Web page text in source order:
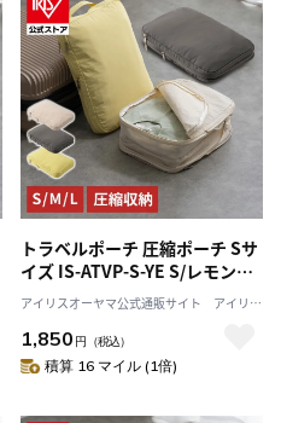
トラベルポーチ 圧縮ポーチ Sサ
イズ IS-ATVP-S-YE S/レモンク
リーム
アイリスオーヤマ公式通販サイト アイリス
1,850 円 （税込）
積算 16 マイル (1倍)